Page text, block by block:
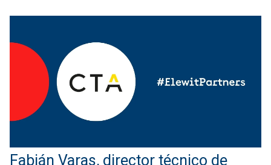
Fabián Varas, director técnico de